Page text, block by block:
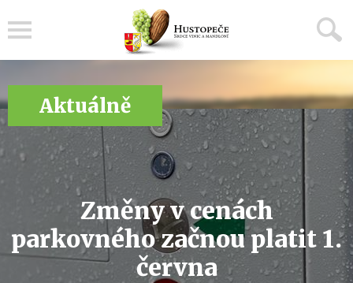
Aktuálně
Změny v cenách
parkovného začnou platit 1.
června